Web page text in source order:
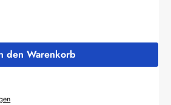
Gib den gewünschten
den Warenkorb